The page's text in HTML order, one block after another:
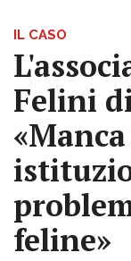
IL CASO
Felini
feline»